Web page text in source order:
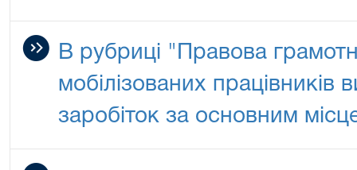
В рубриці "Правова
мобілізованих працівників
заробіток за основним